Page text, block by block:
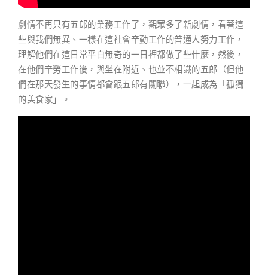
劇情不再只有五郎的業務工作了，觀眾多了新劇情，看著這
些與我們無異、一樣在這社會辛勤工作的普通人努力工作，
理解他們在這日常平白無奇的一日裡都做了些什麼，然後，
在他們辛勞工作後，與坐在附近、也並不相識的五郎（但他
們在那天發生的事情都會跟五郎有關聯），一起成為「孤獨
的美食家」。